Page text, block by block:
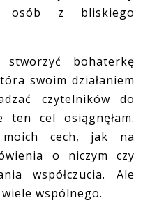
osób z bliskiego
stworzyć bohaterkę
swoim działaniem
czytelników do
cel osiągnęłam.
cech, jak na
o niczym czy
współczucia. Ale
wspólnego.